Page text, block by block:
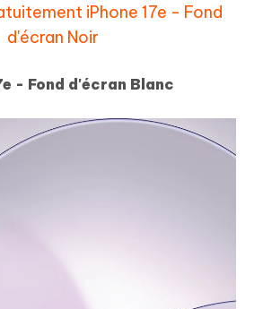
iPhone 17e - Fond
d'écran Noir
- Fond d'écran Blanc